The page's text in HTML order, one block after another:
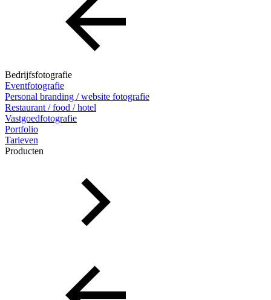
Bedrijfsfotografie
Eventfotografie
Personal branding / website fotografie
Restaurant / food / hotel
Vastgoedfotografie
Portfolio
Tarieven
Producten